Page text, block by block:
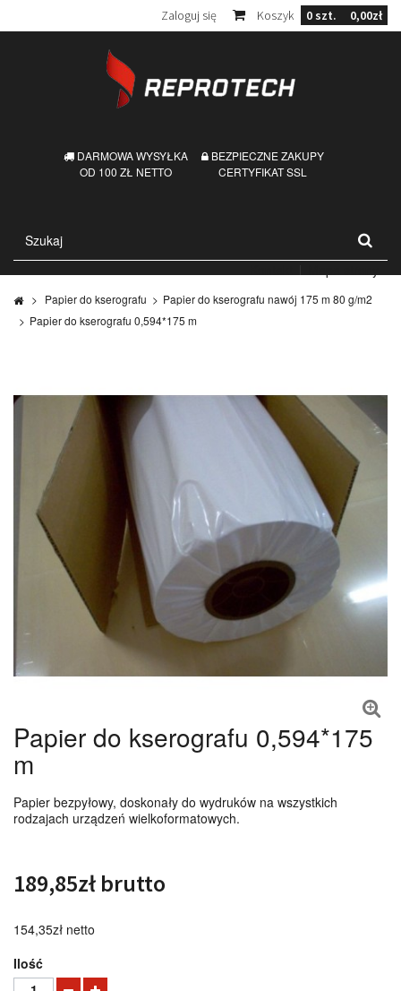
Koszyk 0 szt. 0,00zł
Zaloguj się
DARMOWA WYSYŁKA
OD 100 ZŁ NETTO
BEZPIECZNE ZAKUPY
CERTYFIKAT SSL
> Papier do kserografu > Papier do kserografu nawój 175 m 80 g/m2
> Papier do kserografu 0,594*175 m
Papier do kserografu 0,594*175
m
Papier bezpyłowy, doskonały do wydruków na wszystkich
rodzajach urządzeń wielkoformatowych.
189,85zł brutto
154,35zł netto
Ilość